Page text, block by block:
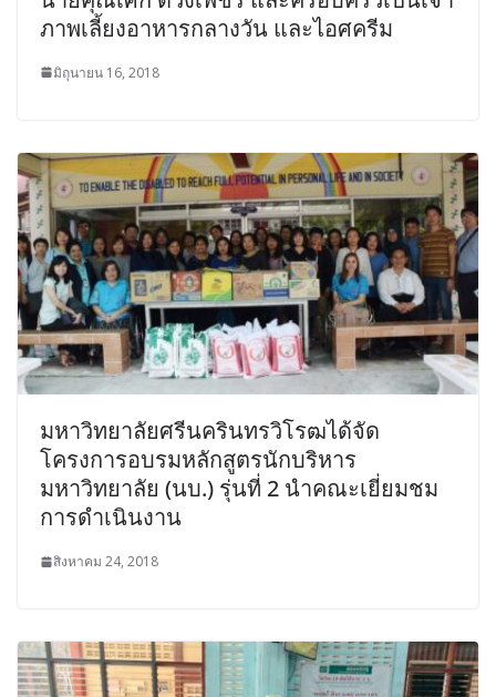
ภาพเลี้ยงอาหารกลางวัน และไอศครีม
มิถุนายน 16, 2018
มหาวิทยาลัยศรีนครินทรวิโรฒได้จัด
โครงการอบรมหลักสูตรนักบริหาร
มหาวิทยาลัย (นบ.) รุ่นที่ 2 นำคณะเยี่ยมชม
การดำเนินงาน
สิงหาคม 24, 2018